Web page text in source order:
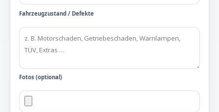
Fahrzeugzustand / Defekte
Fotos (optional)